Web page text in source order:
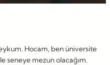
Hocam, ben üniversite
seneye mezun olacağım.